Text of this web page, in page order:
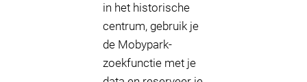
in het historische
centrum, gebruik je
de Mobypark-
zoekfunctie met je